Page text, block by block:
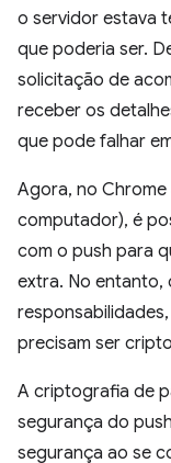
o servidor estava
que poderia ser.
solicitação de
receber os
que pode falhar
Agora, no
computador), é
com o push para
extra. No entanto,
precisam ser
A criptografia de
segurança do
segurança ao se